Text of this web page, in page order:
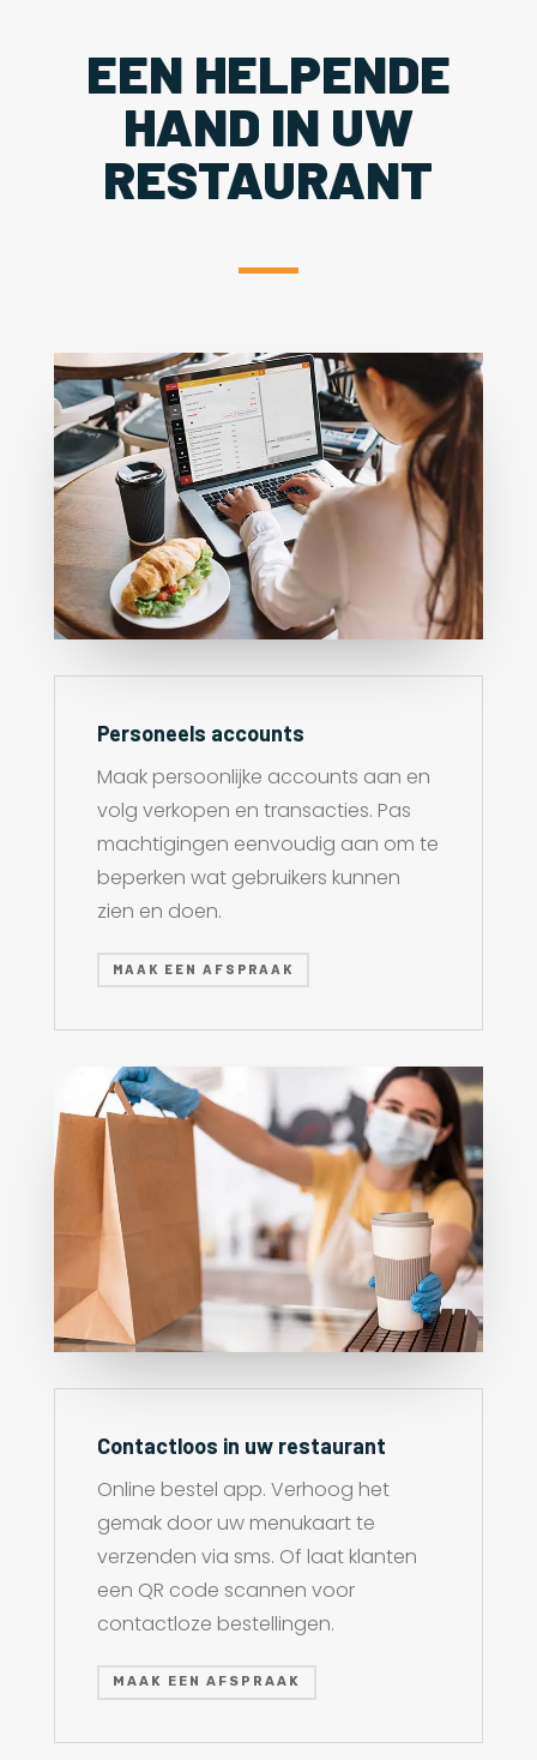
EEN HELPENDE
HAND IN UW
RESTAURANT
Personeels accounts
Maak persoonlijke accounts aan en
volg verkopen en transacties. Pas
machtigingen eenvoudig aan om te
beperken wat gebruikers kunnen
zien en doen.
MAAK EEN AFSPRAAK
Contactloos in uw restaurant
Online bestel app. Verhoog het
gemak door uw menukaart te
verzenden via sms. Of laat klanten
een QR code scannen voor
contactloze bestellingen.
MAAK EEN AFSPRAAK